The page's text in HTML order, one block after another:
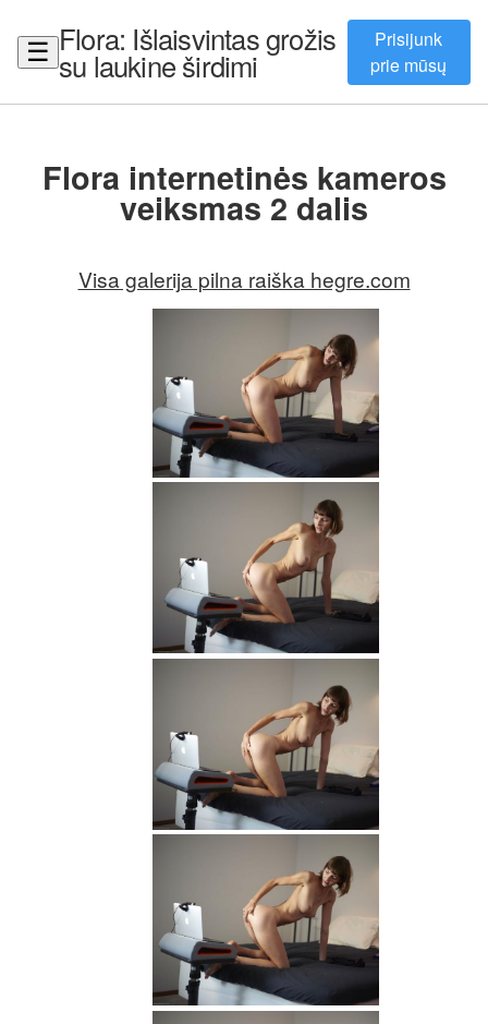
☰ Flora: Išlaisvintas grožis
su laukine širdimi
Prisijunk
prie mūsų
Flora internetinės kameros
veiksmas 2 dalis
Visa galerija pilna raiška hegre.com